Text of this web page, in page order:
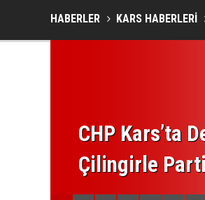
HABERLER KARS HABERLERİ
CHP Kars’ta
Çilingirle